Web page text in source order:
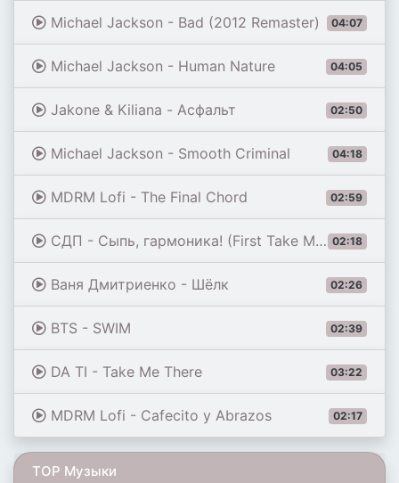
04:07
Michael Jackson - Bad (2012 Remaster)
04:05
Michael Jackson - Human Nature
02:50
Jakone & Kiliana - Асфальт
04:18
Michael Jackson - Smooth Criminal
02:59
MDRM Lofi - The Final Chord
02:18
СДП - Сыпь, гармоника! (First Take Master)
02:26
Ваня Дмитриенко - Шёлк
02:39
BTS - SWIM
03:22
DA TI - Take Me There
02:17
MDRM Lofi - Cafecito y Abrazos
TOP Музыки